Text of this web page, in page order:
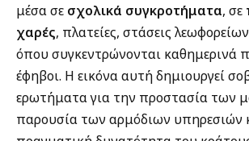
μέσα σε σχολικά συγκροτήματα, σε
χαρές, πλατείες, στάσεις
όπου συγκεντρώνονται καθημερινά
έφηβοι. Η εικόνα αυτή δημιουργεί
ερωτήματα για την προστασία των
παρουσία των αρμόδιων υπηρεσιών